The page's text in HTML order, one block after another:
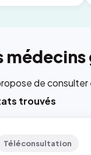
de consulter
trouvés
Téléconsultation